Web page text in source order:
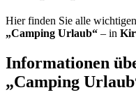
Hier finden Sie alle
„Camping Urlaub“ – in
Informationen
„Camping